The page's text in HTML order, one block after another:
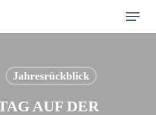
Menu
Jahresrückblick
AUF DER